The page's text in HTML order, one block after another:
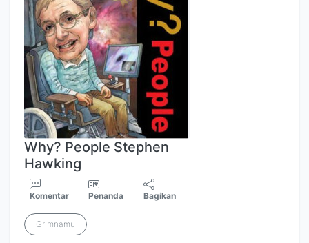
Why? People Stephen
Hawking
Komentar Penanda Bagikan
Grimnamu